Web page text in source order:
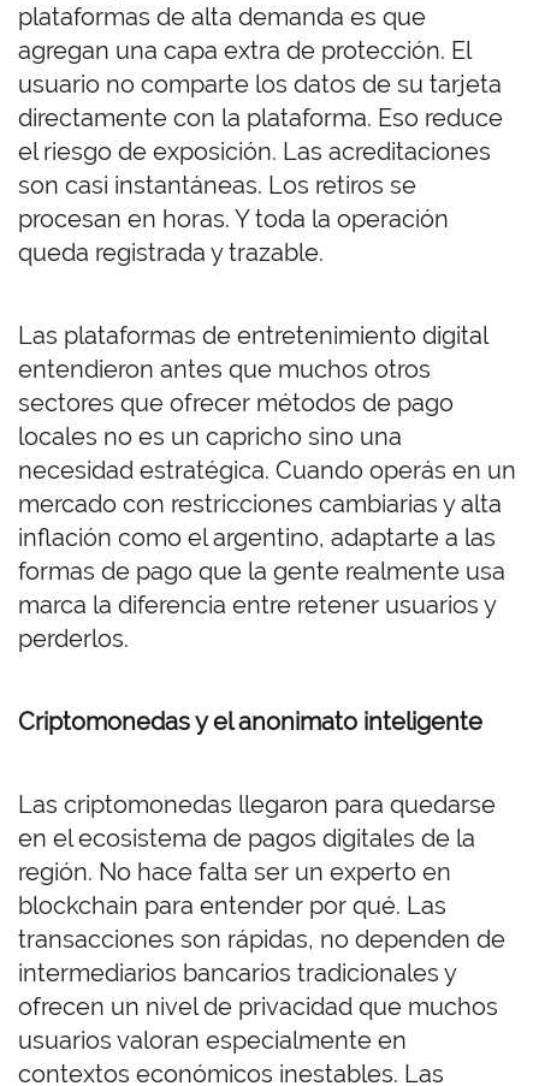
plataformas de alta demanda es que
agregan una capa extra de protección. El
usuario no comparte los datos de su tarjeta
directamente con la plataforma. Eso reduce
el riesgo de exposición. Las acreditaciones
son casi instantáneas. Los retiros se
procesan en horas. Y toda la operación
queda registrada y trazable.
Las plataformas de entretenimiento digital
entendieron antes que muchos otros
sectores que ofrecer métodos de pago
locales no es un capricho sino una
necesidad estratégica. Cuando operás en un
mercado con restricciones cambiarias y alta
inflación como el argentino, adaptarte a las
formas de pago que la gente realmente usa
marca la diferencia entre retener usuarios y
perderlos.
Criptomonedas y el anonimato inteligente
Las criptomonedas llegaron para quedarse
en el ecosistema de pagos digitales de la
región. No hace falta ser un experto en
blockchain para entender por qué. Las
transacciones son rápidas, no dependen de
intermediarios bancarios tradicionales y
ofrecen un nivel de privacidad que muchos
usuarios valoran especialmente en
contextos económicos inestables. Las